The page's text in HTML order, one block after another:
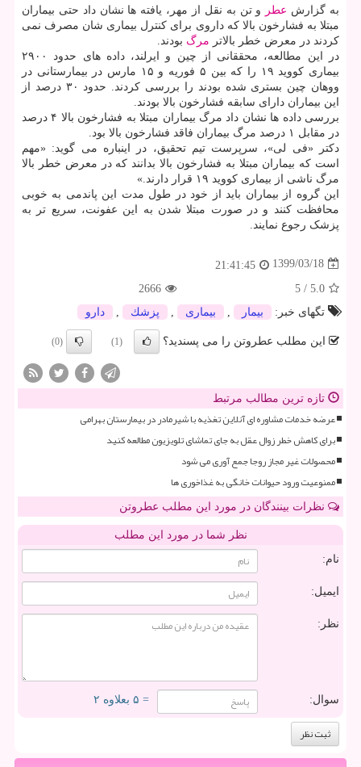
به گزارش عطر
و تن به نقل از مهر، یافته ها نشان داد حتی بیماران
مبتلا به فشارخون بالا که داروی برای کنترل بیماری شان مصرف نمی
کردند در معرض خطر بالاتر مرگ بودند.
در این مطالعه، محققانی از چین و ایرلند، داده های حدود ۲۹۰۰
بیماری کووید ۱۹ را که بین ۵ فوریه و ۱۵ مارس در بیمارستانی در
ووهان چین بستری شده بودند را بررسی کردند. حدود ۳۰ درصد از
این بیماران دارای سابقه فشارخون بالا بودند.
بررسی داده ها نشان داد مرگ بیماران مبتلا به فشارخون بالا ۴ درصد
در مقابل ۱ درصد مرگ بیماران فاقد فشارخون بالا بود.
دکتر «فی لی»، سرپرست تیم تحقیق، در اینباره می گوید: «مهم
است که بیماران مبتلا به فشارخون بالا بدانند که در معرض خطر بالا
مرگ ناشی از بیماری کووید ۱۹ قرار دارند.»
این گروه از بیماران باید از خود در طول مدت این پاندمی به خوبی
محافظت کنند و در صورت مبتلا شدن به این عفونت، سریع تر به
پزشک رجوع نمایند.
1399/03/18
21:41:45
5.0
/
5
2666
تگهای خبر:
بیمار بیماری پزشك دارو
این مطلب عطروتن را می پسندید؟ (1)
(0)
تازه ترین مطالب مرتبط
عرضه خدمات مشاوره ای آنلاین تغذیه با شیرمادر در بیمارستان بهرامی
برای کاهش خطر زوال عقل به جای تماشای تلویزیون مطالعه کنید
محصولات غیر مجاز روجا جمع آوری می شود
ممنوعیت ورود حیوانات خانگی به غذاخوری ها
نظرات بینندگان در مورد این مطلب عطروتن
نظر شما در مورد این مطلب
نام:
ایمیل:
نظر:
سوال: = ۵ بعلاوه ۲